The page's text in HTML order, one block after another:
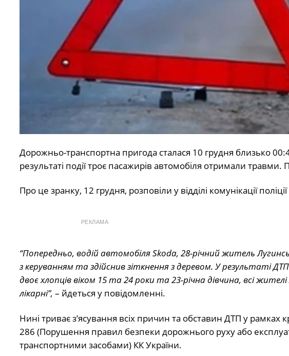
Дорожньо-транспортна пригода сталася 10 грудня близько
результаті події троє пасажирів автомобіля отримали
Про це зранку, 12 грудня, розповіли у відділі комунікації
РЕКЛАМА
“Попередньо, водій автомобіля Skoda, 28-річний житель
з керуванням та здійснив зіткнення з деревом. У результаті
двоє хлопців віком 15 та 24 роки та 23-річна дівчина, всі
лікарні”, – йдеться у повідомленні.
Нині триває з’ясування всіх причин та обставин ДТП у
286 (Порушення правил безпеки дорожнього руху або
транспортними засобами) КК України.